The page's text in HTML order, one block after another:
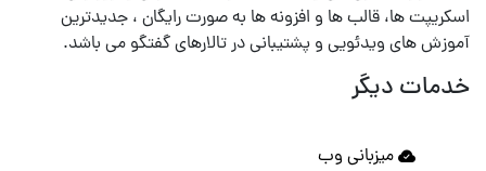
اسکریپت ها، قالب ها و افزونه ها به صورت رایگان ، جدیدترین
آموزش های ویدئویی و پشتیبانی در تالارهای گفتگو می باشد.
خدمات دیگر
میزبانی وب